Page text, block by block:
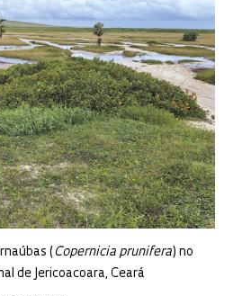
( Copernicia prunifera) no
de Jericoacoara, Ceará